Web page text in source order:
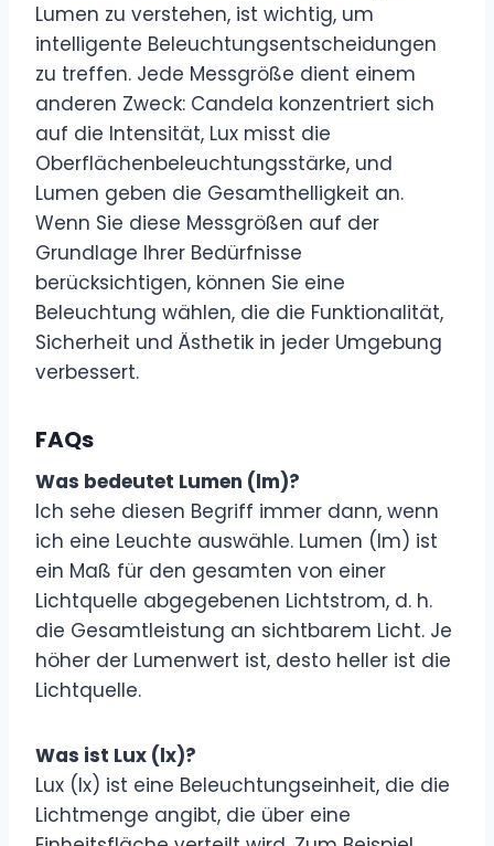
Lumen zu verstehen, ist wichtig, um
intelligente Beleuchtungsentscheidungen
zu treffen. Jede Messgröße dient einem
anderen Zweck: Candela konzentriert sich
auf die Intensität, Lux misst die
Oberflächenbeleuchtungsstärke, und
Lumen geben die Gesamthelligkeit an.
Wenn Sie diese Messgrößen auf der
Grundlage Ihrer Bedürfnisse
berücksichtigen, können Sie eine
Beleuchtung wählen, die die Funktionalität,
Sicherheit und Ästhetik in jeder Umgebung
verbessert.
FAQs
Was bedeutet Lumen (lm)?
Ich sehe diesen Begriff immer dann, wenn
ich eine Leuchte auswähle. Lumen (lm) ist
ein Maß für den gesamten von einer
Lichtquelle abgegebenen Lichtstrom, d. h.
die Gesamtleistung an sichtbarem Licht. Je
höher der Lumenwert ist, desto heller ist die
Lichtquelle.
Was ist Lux (lx)?
Lux (lx) ist eine Beleuchtungseinheit, die die
Lichtmenge angibt, die über eine